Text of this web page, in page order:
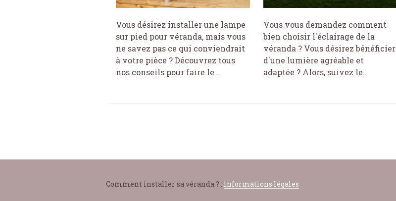
Vous désirez installer une lampe
sur pied pour véranda, mais vous
ne savez pas ce qui conviendrait
à votre pièce ? Découvrez tous
nos conseils pour faire le…
Vous vous demandez comment
bien choisir l'éclairage de la
véranda ? Vous désirez bénéficier
d'une lumière agréable et
adaptée ? Alors, suivez le…
Comment installer sa véranda ? : informations légales